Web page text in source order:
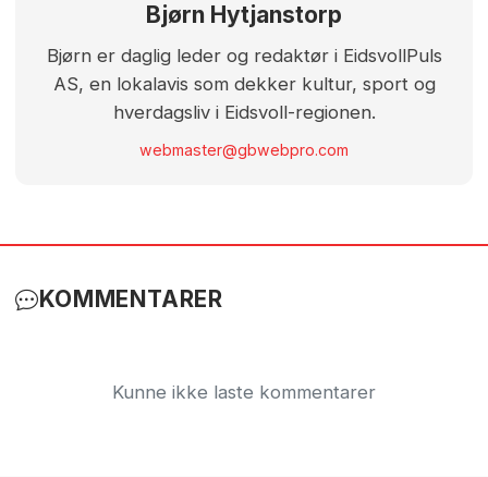
Bjørn Hytjanstorp
Bjørn er daglig leder og redaktør i EidsvollPuls
AS, en lokalavis som dekker kultur, sport og
hverdagsliv i Eidsvoll-regionen.
webmaster@gbwebpro.com
KOMMENTARER
Kunne ikke laste kommentarer